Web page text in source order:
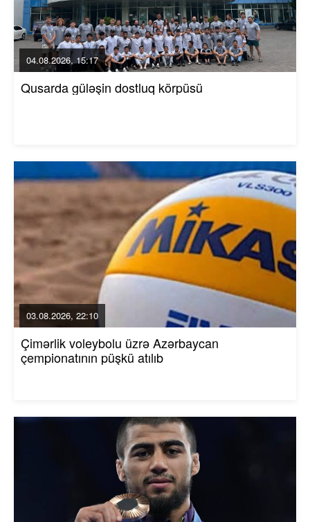
04.08.2026, 15:17
Qusarda güləşin dostluq körpüsü
03.08.2026, 22:10
Çimərlik voleybolu üzrə Azərbaycan
çempionatının püşkü atılıb